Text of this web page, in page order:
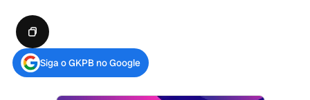
Siga o GKPB no Google